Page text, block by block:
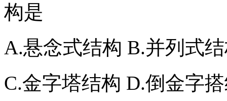
构是
A.悬念式结构 B.并列式
C.金字塔结构 D.倒金字